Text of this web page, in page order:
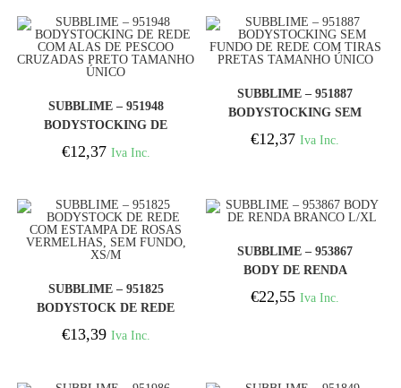
TAMANHO ÚNICO
ÚNICO
SUBBLIME – 951948
BODYSTOCKING DE
REDE COM ALAS DE
PESCOO CRUZADAS
ÚNICO
€12,37 Iva Inc.
SUBBLIME – 951887
BODYSTOCKING SEM
FUNDO DE REDE COM
TIRAS PRETAS
€12,37 Iva Inc.
SUBBLIME – 951825
BODYSTOCK DE REDE
COM ESTAMPA DE
ROSAS VERMELHAS,
€13,39 Iva Inc.
SUBBLIME – 953867
BODY DE RENDA
BRANCO L/XL
€22,55 Iva Inc.